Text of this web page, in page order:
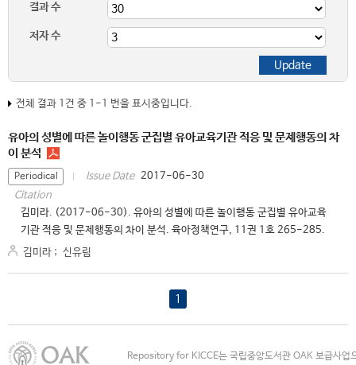
결과 수
저자 수
전체 결과 1건 중 1-1 번을 표시중입니다.
유아의 성별에 따른 놀이행동 군집별 유아교육기관 적응 및 문제행동의 차
이 분석
Periodical Issue Date 2017-06-30
Citation
김미라. (2017-06-30). 유아의 성별에 따른 놀이행동 군집별 유아교육
기관 적응 및 문제행동의 차이 분석. 육아정책연구, 11권 1호 265-285.
김미라 ; 신유림
1
Repository for KICCE는 국립중앙도서관 OAK 보급사업